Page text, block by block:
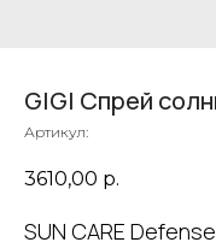
GIGI Спрей
Артикул:
3610,00 р.
SUN CARE